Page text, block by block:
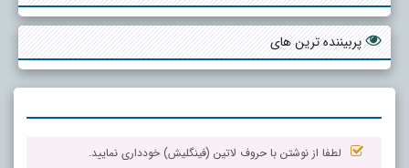
پربیننده ترین های
لطفا از نوشتن با حروف لاتین (فینگلیش) خودداری نمایید.